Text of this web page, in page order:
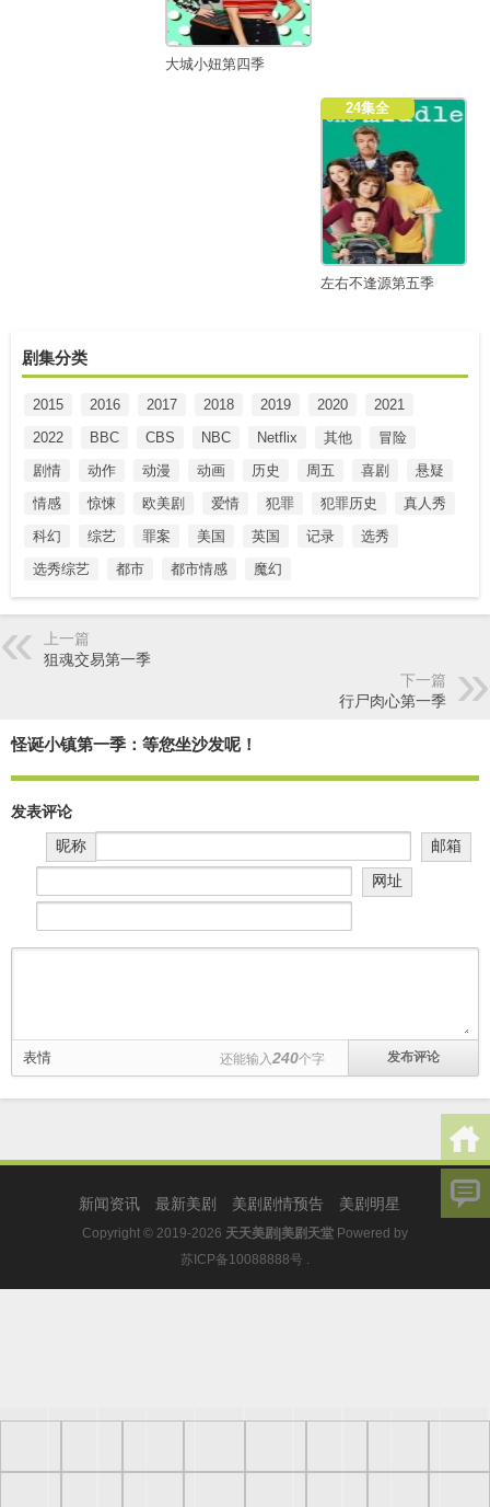
大城小妞第四季
24集全
左右不逢源第五季
剧集分类
2015 2016 2017 2018 2019 2020
2021
2022
BBC CBS NBC Netflix 其他
冒险
剧情
动作 动漫 动画 历史 周五 喜剧
悬疑
情感
惊悚 欧美剧 爱情 犯罪 犯罪历史
真人秀
科幻
综艺 罪案 美国 英国 记录
选秀
选秀综艺
都市 都市情感 魔幻
上一篇
狙魂交易第一季
下一篇
行尸肉心第一季
怪诞小镇第一季：等您坐沙发呢！
发表评论
昵称
邮箱
网址
表情 还能输入 240个字
新闻资讯 最新美剧 美剧剧情预告 美剧明星
Copyright © 2019-2026 天天美剧|美剧天堂 Powered by
苏ICP备10088888号 .